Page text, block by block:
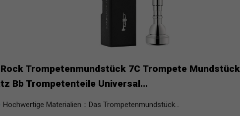
Trompetenmundstück 7C Trompete
Bb Trompetenteile Universal...
Hochwertige Materialien：Das Trompetenmundstück...